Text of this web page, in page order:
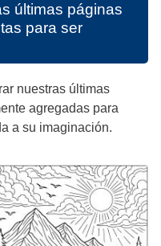
últimas páginas
para ser
nuestras últimas
agregadas para
a su imaginación.